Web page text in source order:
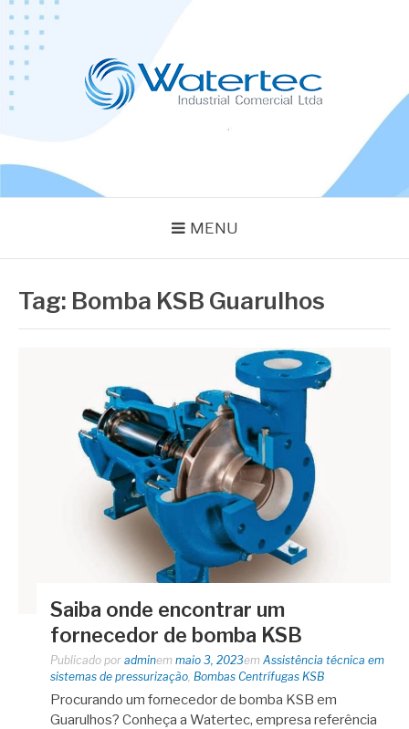
Pular
para
conteúdo
MENU
Tag: Bomba KSB Guarulhos
Saiba onde encontrar um
fornecedor de bomba KSB
Publicado por adminem maio 3, 2023em Assistência técnica em
sistemas de pressurização Bombas Centrífugas KSB
Procurando um fornecedor de bomba KSB em
Guarulhos? Conheça a Watertec, empresa referência